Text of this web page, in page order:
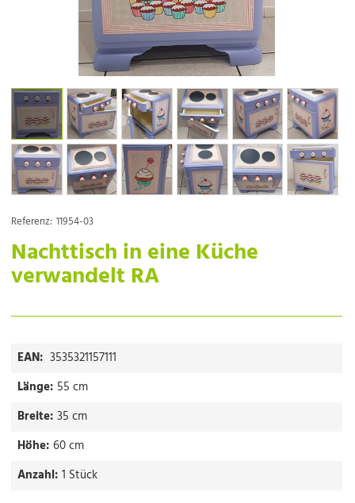
Referenz: 11954-03
Nachttisch in eine Küche
verwandelt RA
EAN: 3535321157111
Länge: 55 cm
Breite: 35 cm
Höhe: 60 cm
Anzahl: 1 Stück